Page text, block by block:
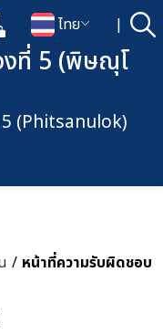
ผังเว็บไซต์
เปลี่ยนภาษา
ไทย | ค้
ล่องค้นหาข้อมูลหลักของเ
งที่ 5 (พิษณุโ
(Phitsanulok)
/ หน้าที่ความรับผิดชอบ